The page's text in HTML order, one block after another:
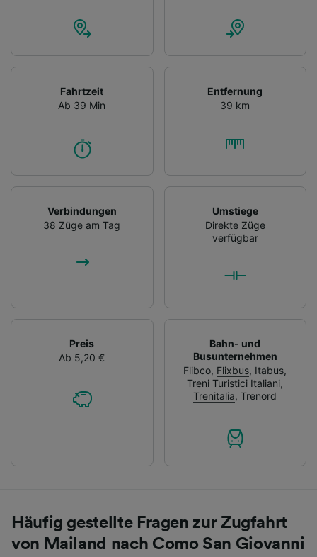
Fahrtzeit
Ab 39 Min
Entfernung
39 km
Verbindungen
38 Züge am Tag
Umstiege
Direkte Züge
verfügbar
Preis
Ab 5,20 €
Bahn- und
Busunternehmen
Flibco, Flixbus, Itabus,
Treni Turistici Italiani,
Trenitalia,Trenord
Häufig gestellte Fragen zur Zugfahrt
von Mailand nach Como San Giovanni